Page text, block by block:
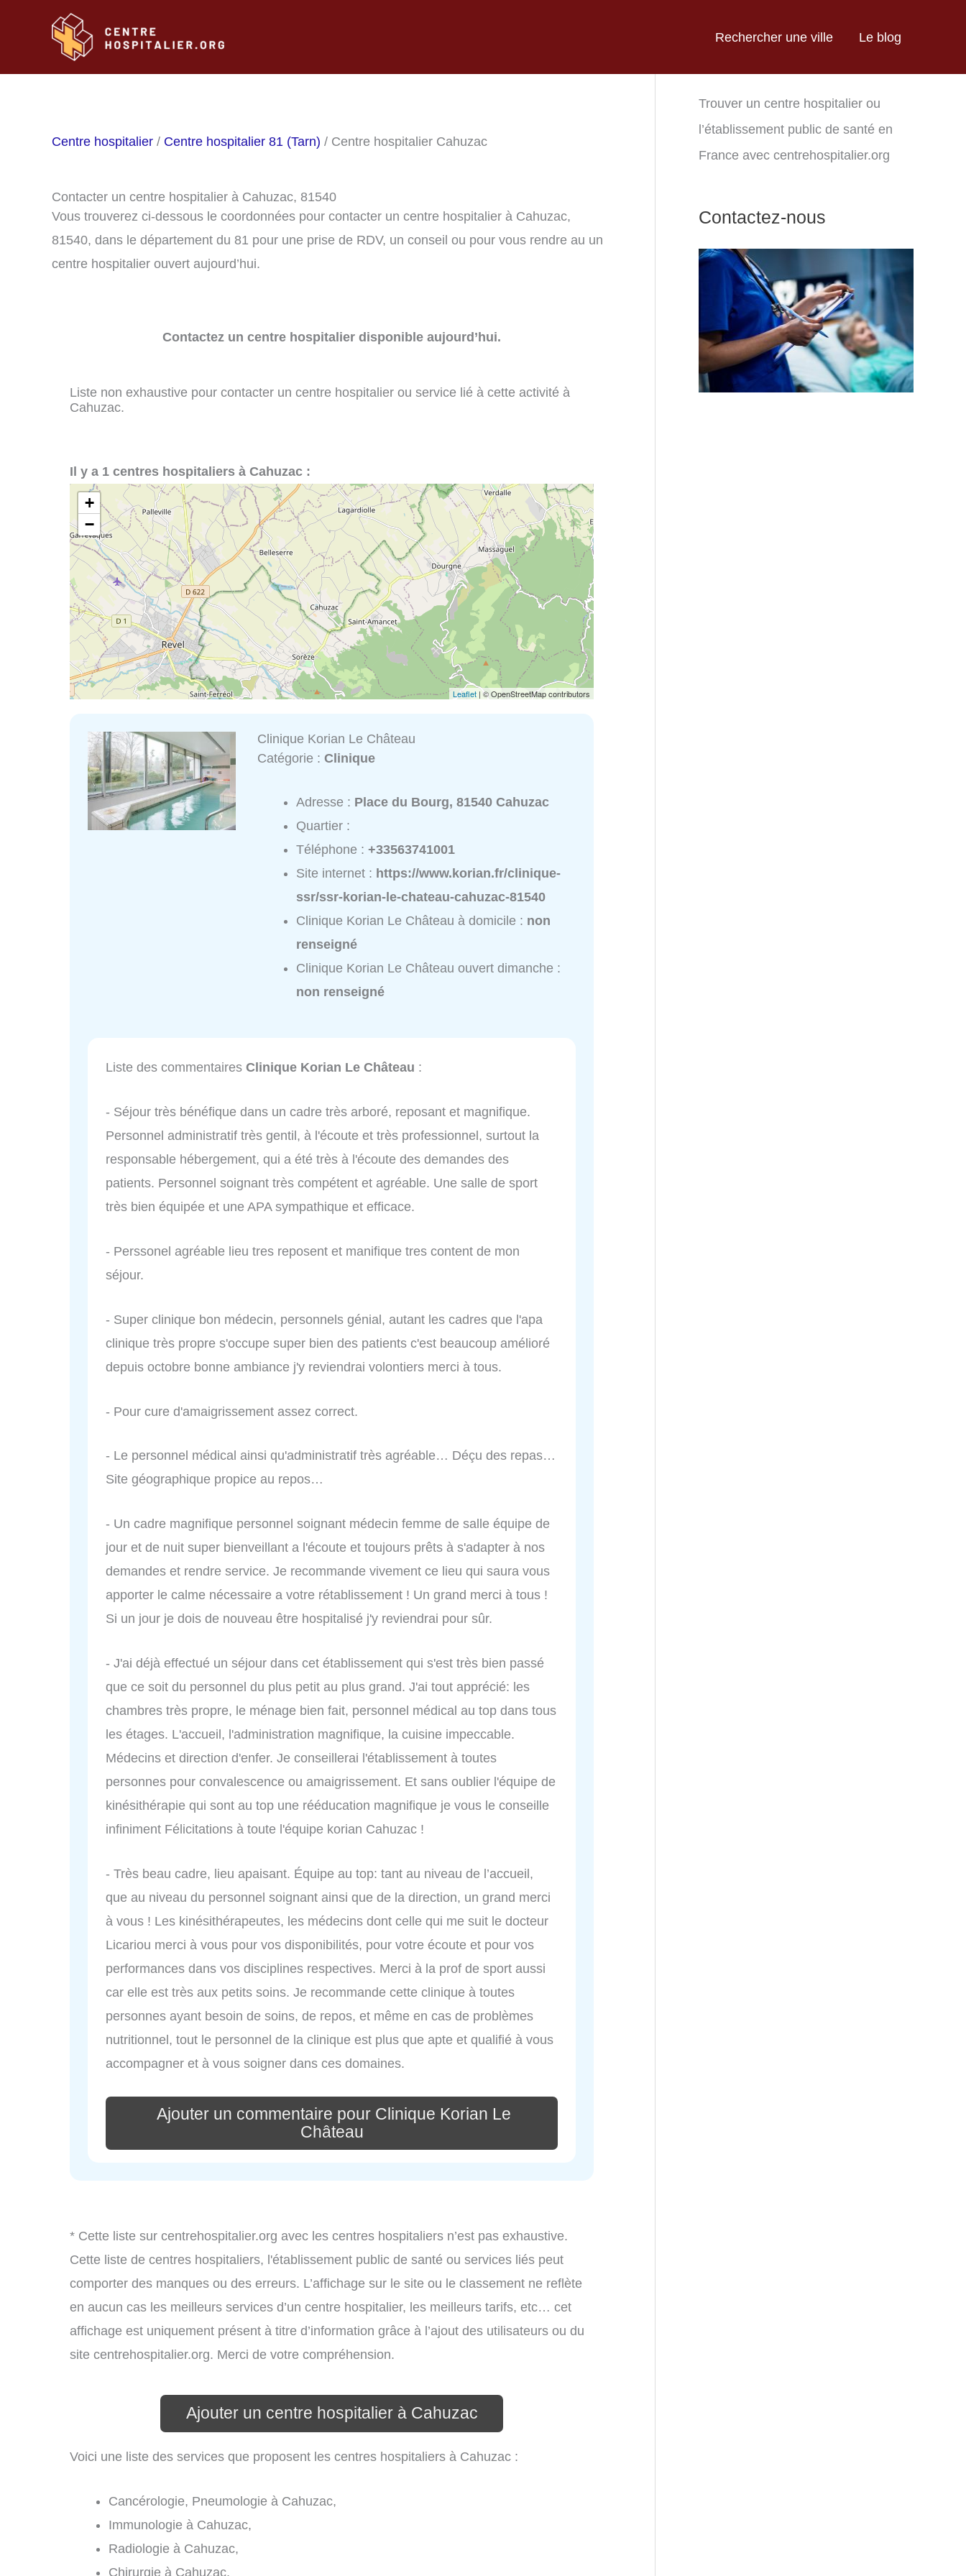
Rechercher une ville Le blog
Centre hospitalier / Centre hospitalier 81 (Tarn) / Centre hospitalier Cahuzac
Contacter un centre hospitalier à Cahuzac, 81540
Vous trouverez ci-dessous le coordonnées pour contacter un centre hospitalier à Cahuzac,
81540, dans le département du 81 pour une prise de RDV, un conseil ou pour vous rendre au un
centre hospitalier ouvert aujourd’hui.
Contactez un centre hospitalier disponible aujourd’hui.
Liste non exhaustive pour contacter un centre hospitalier ou service lié à cette activité à
Cahuzac.
Il y a 1 centres hospitaliers à Cahuzac :
+
−
Leaflet | © OpenStreetMap contributors
Clinique Korian Le Château
Catégorie :Clinique
Adresse : Place du Bourg, 81540 Cahuzac
Quartier :
Téléphone :+33563741001
Site internet : https://www.korian.fr/clinique-
ssr/ssr-korian-le-chateau-cahuzac-81540
Clinique Korian Le Château à domicile : non
renseigné
Clinique Korian Le Château ouvert dimanche :
non renseigné
Liste des commentaires Clinique Korian Le Château :
- Séjour très bénéfique dans un cadre très arboré, reposant et magnifique.
Personnel administratif très gentil, à l'écoute et très professionnel, surtout la
responsable hébergement, qui a été très à l'écoute des demandes des
patients. Personnel soignant très compétent et agréable. Une salle de sport
très bien équipée et une APA sympathique et efficace.
- Perssonel agréable lieu tres reposent et manifique tres content de mon
séjour.
- Super clinique bon médecin, personnels génial, autant les cadres que l'apa
clinique très propre s'occupe super bien des patients c'est beaucoup amélioré
depuis octobre bonne ambiance j'y reviendrai volontiers merci à tous.
- Pour cure d'amaigrissement assez correct.
- Le personnel médical ainsi qu'administratif très agréable… Déçu des repas…
Site géographique propice au repos…
- Un cadre magnifique personnel soignant médecin femme de salle équipe de
jour et de nuit super bienveillant a l'écoute et toujours prêts à s'adapter à nos
demandes et rendre service. Je recommande vivement ce lieu qui saura vous
apporter le calme nécessaire a votre rétablissement ! Un grand merci à tous !
Si un jour je dois de nouveau être hospitalisé j'y reviendrai pour sûr.
- J'ai déjà effectué un séjour dans cet établissement qui s'est très bien passé
que ce soit du personnel du plus petit au plus grand. J'ai tout apprécié: les
chambres très propre, le ménage bien fait, personnel médical au top dans tous
les étages. L'accueil, l'administration magnifique, la cuisine impeccable.
Médecins et direction d'enfer. Je conseillerai l'établissement à toutes
personnes pour convalescence ou amaigrissement. Et sans oublier l'équipe de
kinésithérapie qui sont au top une rééducation magnifique je vous le conseille
infiniment Félicitations à toute l'équipe korian Cahuzac !
- Très beau cadre, lieu apaisant. Équipe au top: tant au niveau de l’accueil,
que au niveau du personnel soignant ainsi que de la direction, un grand merci
à vous ! Les kinésithérapeutes, les médecins dont celle qui me suit le docteur
Licariou merci à vous pour vos disponibilités, pour votre écoute et pour vos
performances dans vos disciplines respectives. Merci à la prof de sport aussi
car elle est très aux petits soins. Je recommande cette clinique à toutes
personnes ayant besoin de soins, de repos, et même en cas de problèmes
nutritionnel, tout le personnel de la clinique est plus que apte et qualifié à vous
accompagner et à vous soigner dans ces domaines.
Ajouter un commentaire pour Clinique Korian Le
Château
* Cette liste sur centrehospitalier.org avec les centres hospitaliers n’est pas exhaustive.
Cette liste de centres hospitaliers, l'établissement public de santé ou services liés peut
comporter des manques ou des erreurs. L’affichage sur le site ou le classement ne reflète
en aucun cas les meilleurs services d’un centre hospitalier, les meilleurs tarifs, etc… cet
affichage est uniquement présent à titre d’information grâce à l’ajout des utilisateurs ou du
site centrehospitalier.org. Merci de votre compréhension.
Ajouter un centre hospitalier à Cahuzac
Voici une liste des services que proposent les centres hospitaliers à Cahuzac :
Cancérologie, Pneumologie à Cahuzac,
Immunologie à Cahuzac,
Radiologie à Cahuzac,
Chirurgie à Cahuzac,
Trouver un centre hospitalier ou
l’établissement public de santé en
France avec centrehospitalier.org
Contactez-nous